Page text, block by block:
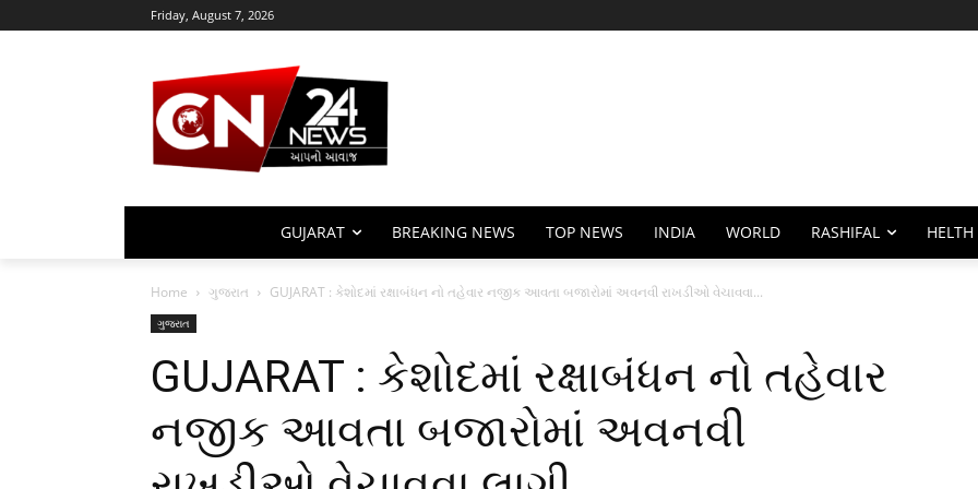
Friday, August 7, 2026
GUJARAT BREAKING NEWS TOP NEWS INDIA WORLD RASHIFAL HELTH
Home ગુજરાત GUJARAT : કેશોદમાં રક્ષાબંધન નો તહેવાર નજીક આવતા બજારોમાં અવનવી રાખડીઓ વેચાવવા...
ગુજરાત
GUJARAT : કેશોદમાં રક્ષાબંધન નો તહેવાર
નજીક આવતા બજારોમાં અવનવી